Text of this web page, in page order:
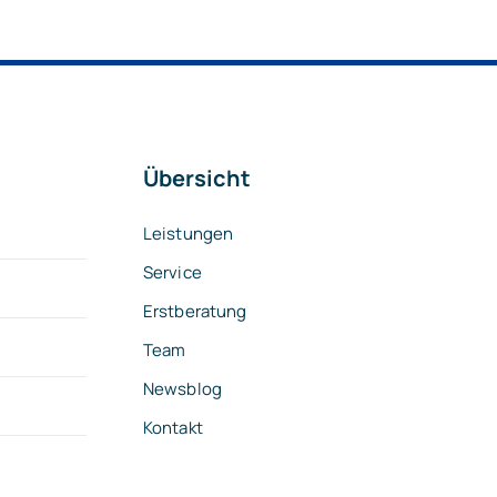
Übersicht
Leistungen
Service
Erstberatung
Team
Newsblog
Kontakt